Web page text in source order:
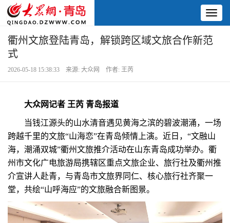
衢州文旅登陆青岛，解锁跨区域文旅合作新范
式
2026-05-18 15:38:33 来源: 大众网 作者: 王芮
大众网记者 王芮 青岛报道
当钱江源头的山水清音遇见黄海之滨的碧波潮涌，一场
跨越千里的文旅“山海恋”在青岛倾情上演。近日，“文融山
海，潮涌双城”衢州文旅推介活动在山东青岛成功举办。衢
州市文化广电旅游局携辖区重点文旅企业、旅行社及衢州推
介宣讲人赴青，与青岛市文旅界同仁、核心旅行社齐聚一
堂，共绘“山呼海应”的文旅融合新图景。